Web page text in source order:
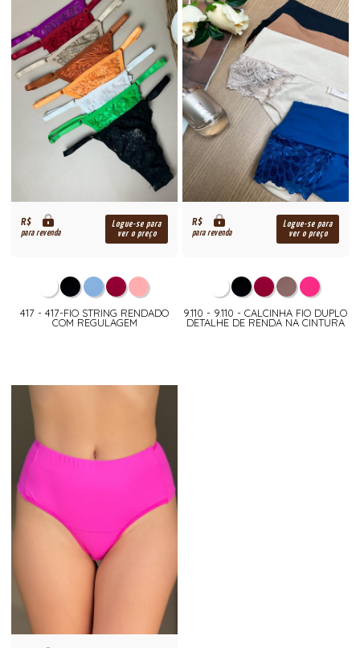
R$
para revenda
Logue-se para
ver o preço
417 - 417-FIO STRING RENDADO
COM REGULAGEM
R$
para revenda
Logue-se para
ver o preço
9.110 - 9.110 - CALCINHA FIO DUPLO
DETALHE DE RENDA NA CINTURA